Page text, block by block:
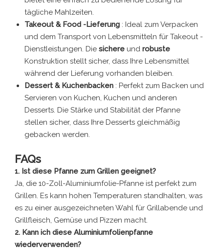
tägliche Mahlzeiten.
Takeout & Food -Lieferung : Ideal zum Verpacken
und dem Transport von Lebensmitteln für Takeout -
Dienstleistungen. Die sichere und robuste
Konstruktion stellt sicher, dass Ihre Lebensmittel
während der Lieferung vorhanden bleiben.
Dessert & Kuchenbacken : Perfekt zum Backen und
Servieren von Kuchen, Kuchen und anderen
Desserts. Die Stärke und Stabilität der Pfanne
stellen sicher, dass Ihre Desserts gleichmäßig
gebacken werden.
FAQs
1. Ist diese Pfanne zum Grillen geeignet?
Ja, die 10-Zoll-Aluminiumfolie-Pfanne ist perfekt zum
Grillen. Es kann hohen Temperaturen standhalten, was
es zu einer ausgezeichneten Wahl für Grillabende und
Grillfleisch, Gemüse und Pizzen macht.
2. Kann ich diese Aluminiumfolienpfanne
wiederverwenden?